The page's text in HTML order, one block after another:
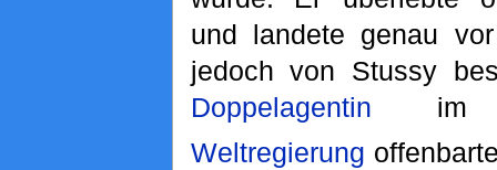
und landete genau
jedoch von Stussy
Doppelagentin im
Weltregierung